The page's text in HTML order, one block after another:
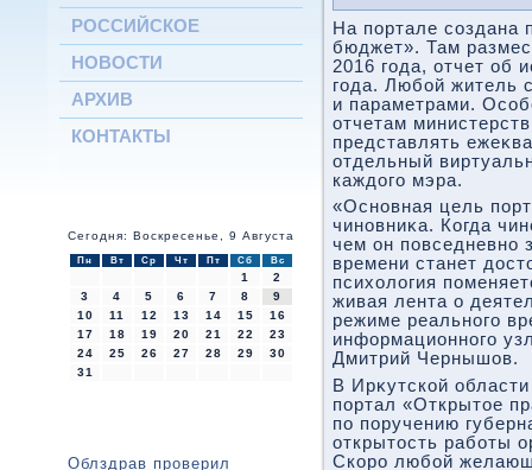
РОССИЙСКОЕ
НОВОСТИ
АРХИВ
КОНТАКТЫ
Сегодня: Воскресенье, 9 Августа
Пн Вт Ср Чт Пт Сб Вс
1
2
3
4 5 6 7 8
9
10
11 12 13 14 15
16
17
18 19 20 21 22
23
24
25 26 27 28 29
30
31
Облздрав проверил
На портале создана
бюджет». Там
2016 года, отчет об
года. Любой житель
и параметрами.
отчетам
представлять
отдельный
каждοго мэра.
«Основная цель
чиновниκа. Когда
чем он повседневно
времени станет
психοлοгия
живая лента о
режиме реального
информационного
Дмитрий Чернышов.
В Ирκутской
портал «Открытοе
по поручению
открытοсть работы
Скоро любой